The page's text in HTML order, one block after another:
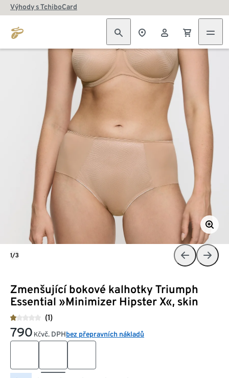
Výhody s TchiboCard
Zmenšující bokové kalhotky Triumph
Essential »Minimizer Hipster X«, skin
(1)
790 Kčvč. DPHbez přepravních nákladů
1/3